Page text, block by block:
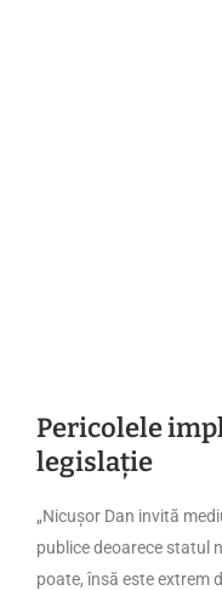
Pericolele
legislație
„Nicușor Dan invită
publice deoarece statul
poate, însă este extrem